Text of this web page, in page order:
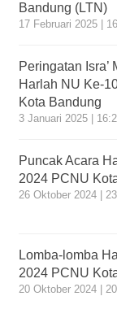
Bandung (LTN)
17 Februari 2025 |
Peringatan Isra’
Harlah NU Ke-
Kota Bandung
3 Januari 2025 |
Puncak Acara
2024 PCNU
26 Oktober 2024 |
Lomba-lomba
2024 PCNU
20 Oktober 2024 |